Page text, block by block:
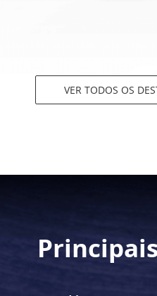
VER TODOS OS